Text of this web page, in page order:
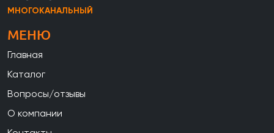
МНОГОКАНАЛЬНЫЙ
МЕНЮ
Главная
Каталог
Вопросы/отзывы
О компании